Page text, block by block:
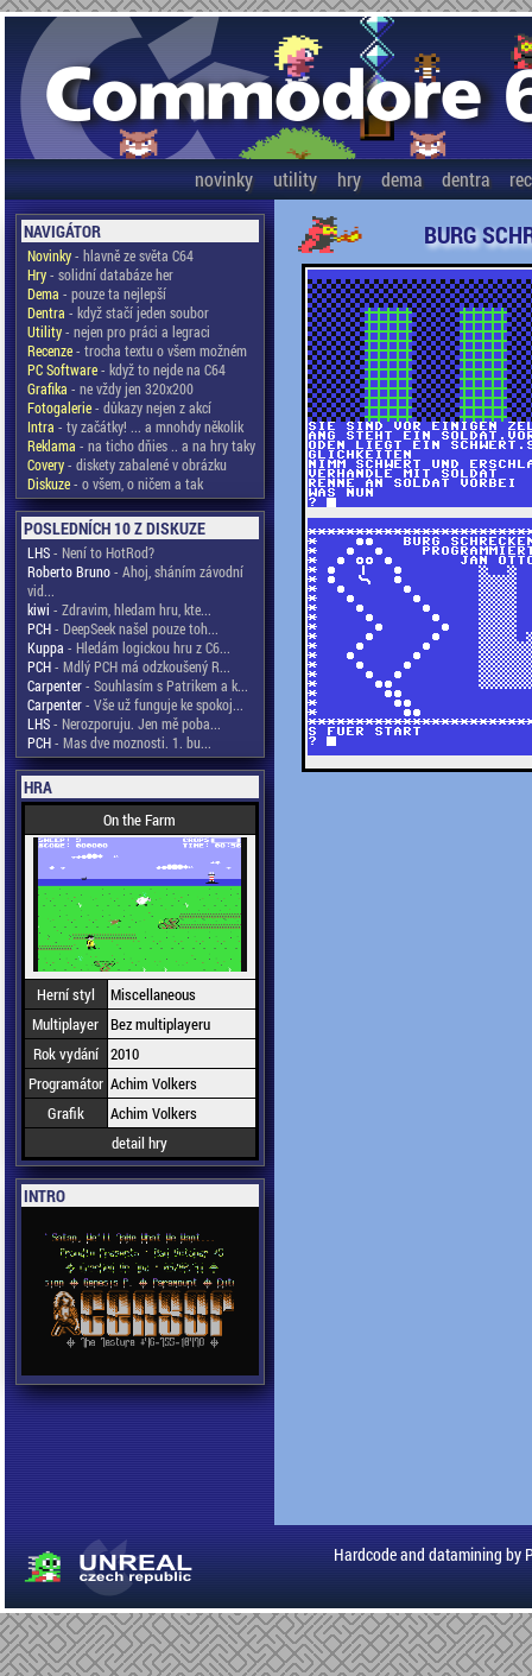
novinky utility hry dema dentra
NAVIGÁTOR
Novinky- hlavně ze světa C64
Hry- solidní databáze her
Dema - pouze ta nejlepší
Dentra - když stačí jeden soubor
Utility- nejen pro práci a legraci
Recenze- trocha textu o všem možném
PC Software- když to nejde na C64
Grafika - ne vždy jen 320x200
Fotogalerie- důkazy nejen z akcí
Intra - ty začátky! ... a mnohdy několik
Reklama - na ticho dňies .. a na hry taky
Covery- diskety zabalené v obrázku
Diskuze- o všem, o ničem a tak
POSLEDNÍCH 10 Z DISKUZE
LHS- Není to HotRod?
Roberto Bruno- Ahoj, sháním závodní
vid...
kiwi - Zdravim, hledam hru, kte...
PCH- DeepSeek našel pouze toh...
Kuppa - Hledám logickou hru z C6...
PCH- Mdlý PCH má odzkoušený R...
Carpenter- Souhlasím s Patrikem a k...
Carpenter- Vše už funguje ke spokoj...
LHS- Nerozporuju. Jen mě poba...
PCH- Mas dve moznosti. 1. bu...
HRA
On the Farm
Herní styl
Miscellaneous
Multiplayer Bez multiplayeru
Rok vydání 2010
Programátor Achim Volkers
Grafik
Achim Volkers
detail hry
INTRO
BURG
Hardcode and datamining by